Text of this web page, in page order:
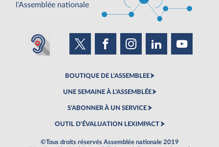
l'Assemblée nationale
BOUTIQUE DE L'ASSEMBLEE
UNE SEMAINE À L'ASSEMBLÉE
S'ABONNER À UN SERVICE
OUTIL D'ÉVALUATION LEXIMPACT
©Tous droits réservés Assemblée nationale 2019